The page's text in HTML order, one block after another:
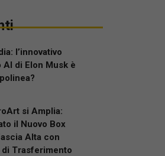
l’innovativo
AI di Elon Musk è
si Amplia:
il Nuovo Box
Alta con
Trasferimento